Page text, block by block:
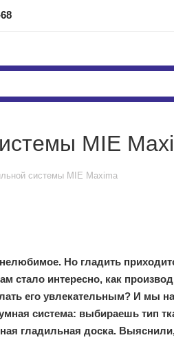
MIE
системы MIE Maxima
Но гладить
стало интересно, как
его увлекательным? И мы
система: выбираешь тип
гладильная доска.